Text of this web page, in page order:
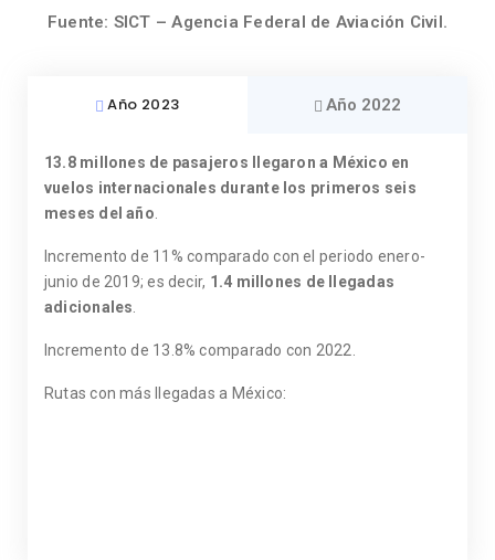
Fuente: SICT – Agencia Federal de Aviación Civil.
Año 2023 Año 2022
13.8 millones de pasajeros llegaron a México en
vuelos internacionales durante los primeros seis
meses del año
Incremento de 11% comparado con el periodo enero-
junio de 2019; es decir, 1.4 millones de llegadas
adicionales
Incremento de 13.8% comparado con 2022.
Rutas con más llegadas a México: